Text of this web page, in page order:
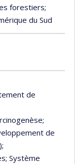
forestiers;
du Sud
de
;
de
;
; Système